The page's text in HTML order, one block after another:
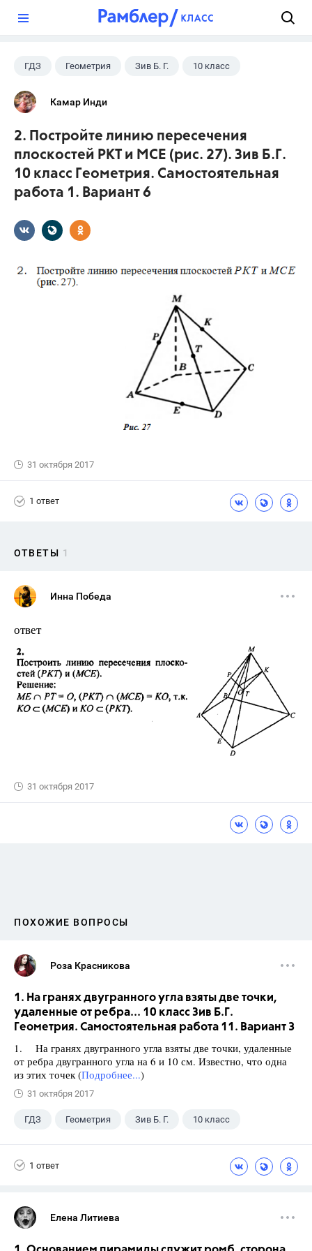
ГДЗ Геометрия Зив Б. Г. 10 класс
Камар Инди
2. Постройте линию пересечения
плоскостей РКТ и MCE (рис. 27). Зив Б.Г.
10 класс Геометрия. Самостоятельная
работа 1. Вариант 6
31 октября 2017
1 ответ
ОТВЕТЫ 1
Инна Победа
ответ
31 октября 2017
ПОХОЖИЕ ВОПРОСЫ
Роза Красникова
1. На гранях двугранного угла взяты две точки,
удаленные от ребра... 10 класс Зив Б.Г.
Геометрия. Самостоятельная работа 11. Вариант 3
1. На гранях двугранного угла взяты две точки, удаленные
от ребра двугранного угла на 6 и 10 см. Известно, что одна
из этих точек (Подробнее...)
31 октября 2017
ГДЗ Геометрия Зив Б. Г. 10 класс
1 ответ
Елена Литиева